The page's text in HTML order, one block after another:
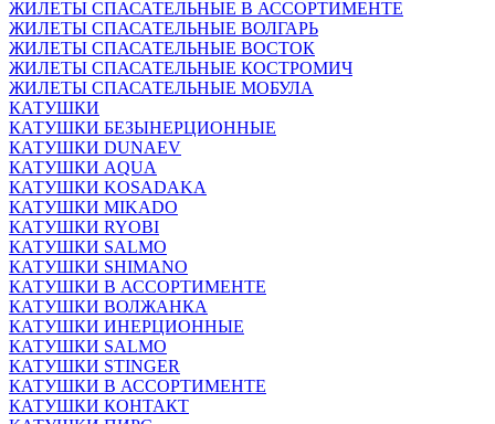
ЖИЛЕТЫ СПАСАТЕЛЬНЫЕ В АССОРТИМЕНТЕ
ЖИЛЕТЫ СПАСАТЕЛЬНЫЕ ВОЛГАРЬ
ЖИЛЕТЫ СПАСАТЕЛЬНЫЕ ВОСТОК
ЖИЛЕТЫ СПАСАТЕЛЬНЫЕ КОСТРОМИЧ
ЖИЛЕТЫ СПАСАТЕЛЬНЫЕ МОБУЛА
КАТУШКИ
КАТУШКИ БЕЗЫНЕРЦИОННЫЕ
КАТУШКИ DUNAEV
КАТУШКИ AQUA
КАТУШКИ KOSADAKA
КАТУШКИ MIKADO
КАТУШКИ RYOBI
КАТУШКИ SALMO
КАТУШКИ SHIMANO
КАТУШКИ В АССОРТИМЕНТЕ
КАТУШКИ ВОЛЖАНКА
КАТУШКИ ИНЕРЦИОННЫЕ
КАТУШКИ SALMO
КАТУШКИ STINGER
КАТУШКИ В АССОРТИМЕНТЕ
КАТУШКИ КОНТАКТ